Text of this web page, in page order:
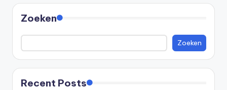
Zoeken
Zoeken
Recent Posts